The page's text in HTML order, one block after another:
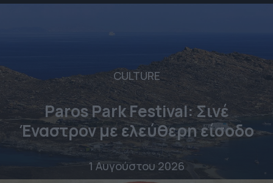
CULTURE
Paros Park Festival: Σινέ
Έναστρον με ελεύθερη είσοδο
1 Αυγούστου 2026